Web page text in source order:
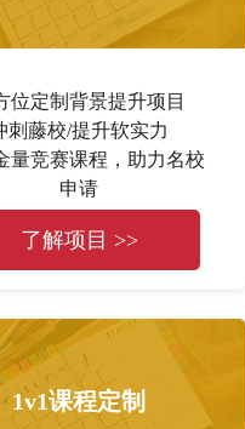
位定制背景提升项目
刺藤校/提升软实力
量竞赛课程，助力名校
申请
了解项目 >>
1v1课程定制